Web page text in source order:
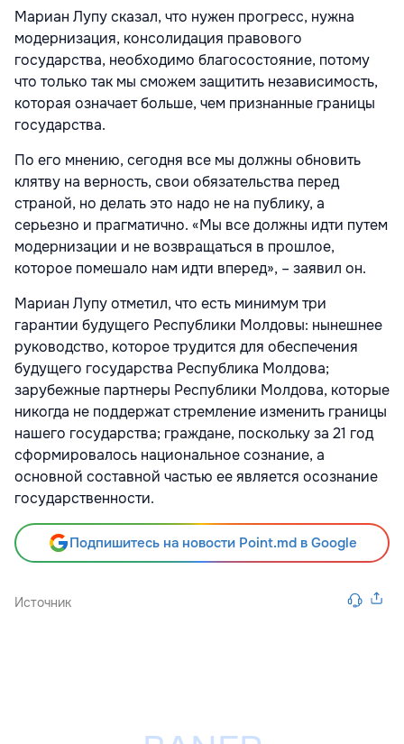
Мариан Лупу сказал, что нужен прогресс, нужна
модернизация, консолидация правового
государства, необходимо благосостояние, потому
что только так мы сможем защитить независимость,
которая означает больше, чем признанные границы
государства.
По его мнению, сегодня все мы должны обновить
клятву на верность, свои обязательства перед
страной, но делать это надо не на публику, а
серьезно и прагматично. «Мы все должны идти путем
модернизации и не возвращаться в прошлое,
которое помешало нам идти вперед», – заявил он.
Мариан Лупу отметил, что есть минимум три
гарантии будущего Республики Молдовы: нынешнее
руководство, которое трудится для обеспечения
будущего государства Республика Молдова;
зарубежные партнеры Республики Молдова, которые
никогда не поддержат стремление изменить границы
нашего государства; граждане, поскольку за 21 год
сформировалось национальное сознание, а
основной составной частью ее является осознание
государственности.
Подпишитесь на новости Point.md в Google
Источник